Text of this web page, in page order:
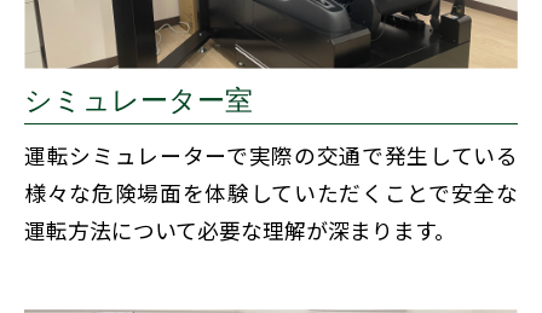
シミュレーター室
運転シミュレーターで実際の交通で発生している
様々な危険場面を体験していただくことで安全な
運転方法について必要な理解が深まります。